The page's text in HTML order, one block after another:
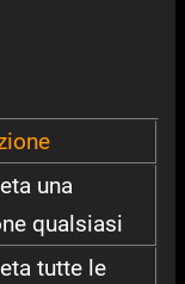
una
qualsiasi
tutte le